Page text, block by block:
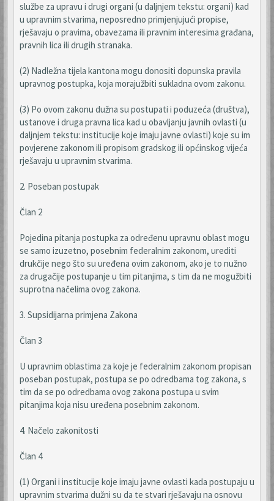
službe za upravu i drugi organi (u daljnjem tekstu: organi) kad
u upravnim stvarima, neposredno primjenjujući propise,
rješavaju o pravima, obavezama ili pravnim interesima građana,
pravnih lica ili drugih stranaka.
(2) Nadležna tijela kantona mogu donositi dopunska pravila
upravnog postupka, koja morajužbiti sukladna ovom zakonu.
(3) Po ovom zakonu dužna su postupati i poduzeća (društva),
ustanove i druga pravna lica kad u obavljanju javnih ovlasti (u
daljnjem tekstu: institucije koje imaju javne ovlasti) koje su im
povjerene zakonom ili propisom gradskog ili općinskog vijeća
rješavaju u upravnim stvarima.
2. Poseban postupak
Član 2
Pojedina pitanja postupka za određenu upravnu oblast mogu
se samo izuzetno, posebnim federalnim zakonom, urediti
drukčije nego što su uređena ovim zakonom, ako je to nužno
za drugačije postupanje u tim pitanjima, s tim da ne mogužbiti
suprotna načelima ovog zakona.
3. Supsidijarna primjena Zakona
Član 3
U upravnim oblastima za koje je federalnim zakonom propisan
poseban postupak, postupa se po odredbama tog zakona, s
tim da se po odredbama ovog zakona postupa u svim
pitanjima koja nisu uređena posebnim zakonom.
4. Načelo zakonitosti
Član 4
(1) Organi i institucije koje imaju javne ovlasti kada postupaju u
upravnim stvarima dužni su da te stvari rješavaju na osnovu